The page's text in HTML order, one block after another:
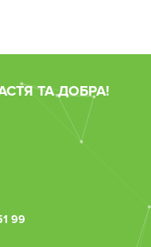
ТА ДОБРА!
99